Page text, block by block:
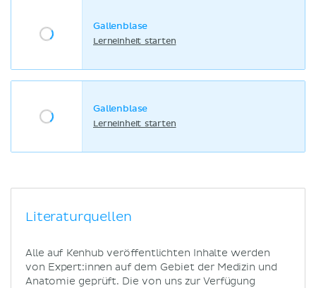
Gallenblase
Lerneinheit starten
Gallenblase
Lerneinheit starten
Literaturquellen
Alle auf Kenhub veröffentlichten Inhalte werden
von Expert:innen auf dem Gebiet der Medizin und
Anatomie geprüft. Die von uns zur Verfügung